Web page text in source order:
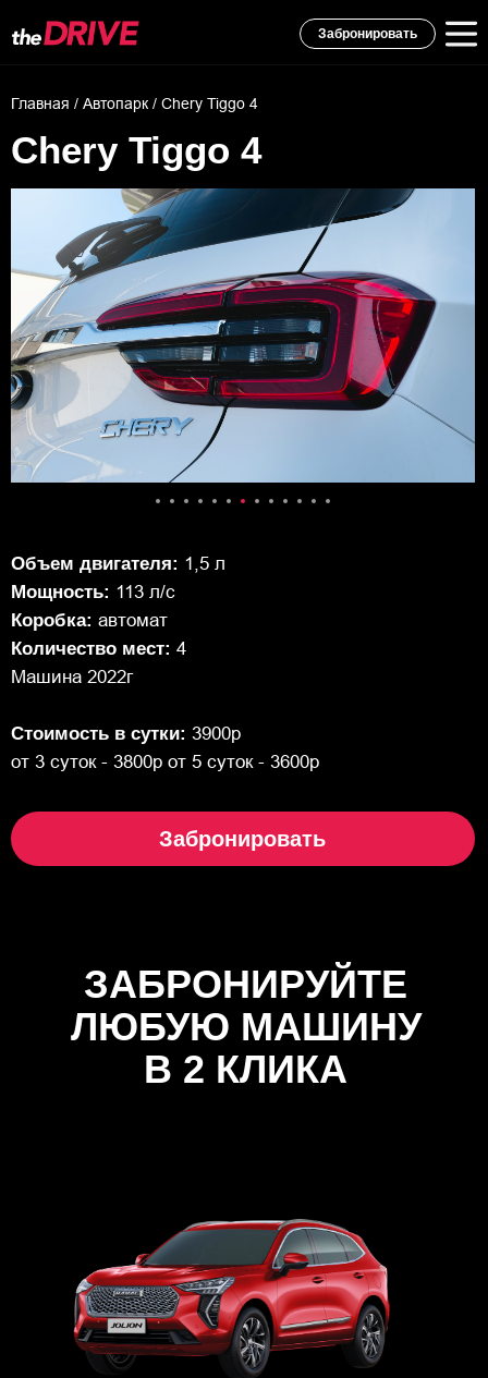
Забронировать
Chery Tiggo 4
Объем двигателя: 1,5 л
Мощность: 113 л/с
Коробка: автомат
Количество мест: 4
Машина 2022г
Стоимость в сутки: 3900р
от 3 суток - 3800р от 5 суток - 3600р
Забронировать
Главная / Автопарк / Chery Tiggo 4
ЗАБРОНИРУЙТЕ
ЛЮБУЮ МАШИНУ
В 2 КЛИКА